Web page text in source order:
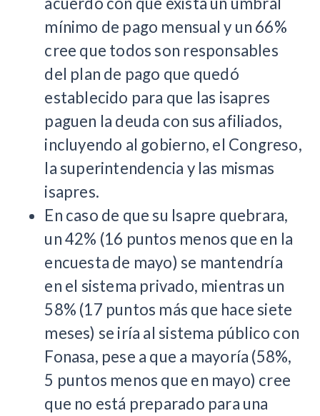
mínimo de pago mensual y un 66%
cree que todos son responsables
del plan de pago que quedó
establecido para que las isapres
paguen la deuda con sus afiliados,
incluyendo al gobierno, el Congreso,
la superintendencia y las mismas
isapres.
En caso de que su Isapre quebrara,
un 42% (16 puntos menos que en la
encuesta de mayo) se mantendría
en el sistema privado, mientras un
58% (17 puntos más que hace siete
meses) se iría al sistema público con
Fonasa, pese a que a mayoría (58%,
5 puntos menos que en mayo) cree
que no está preparado para una